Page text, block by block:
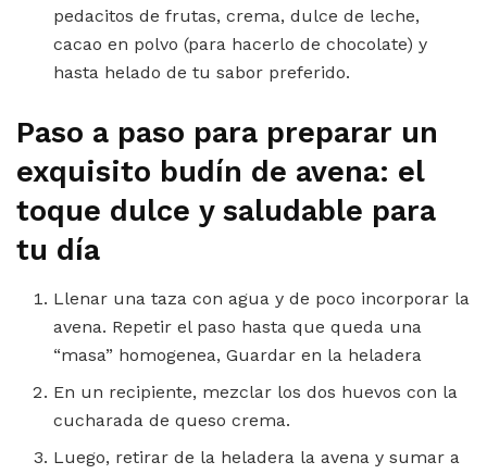
pedacitos de frutas, crema, dulce de leche,
cacao en polvo (para hacerlo de chocolate) y
hasta helado de tu sabor preferido.
Paso a paso para preparar un
exquisito budín de avena: el
toque dulce y saludable para
tu día
Llenar una taza con agua y de poco incorporar la
avena. Repetir el paso hasta que queda una
“masa” homogenea, Guardar en la heladera
En un recipiente, mezclar los dos huevos con la
cucharada de queso crema.
Luego, retirar de la heladera la avena y sumar a